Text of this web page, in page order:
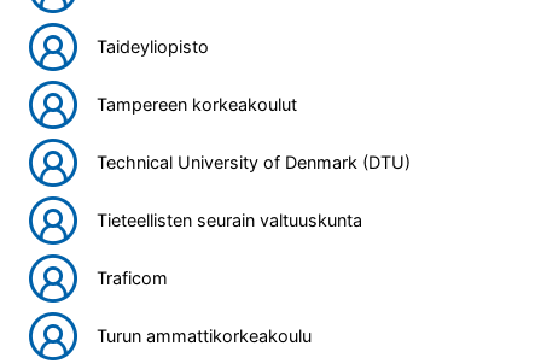
Taideyliopisto
Tampereen korkeakoulut
Technical University of Denmark (DTU)
Tieteellisten seurain valtuuskunta
Traficom
Turun ammattikorkeakoulu